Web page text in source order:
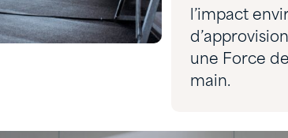
l’impact
une Force
main.